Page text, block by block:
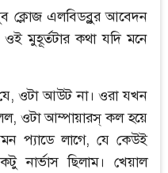
ক্লোজ এলবিডব্লুর আবেদন
মুহূর্তটার কথা যদি মনে
ওটা আউট না। ওরা যখন
ওটা আম্পায়ারস্‌ কল হয়ে
প্যাডে লাগে, যে কেউই
নার্ভাস ছিলাম। খেয়াল